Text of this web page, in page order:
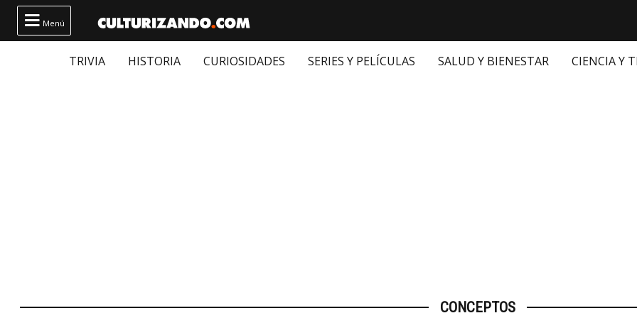
 Menú
TRIVIA HISTORIA CURIOSIDADES SERIES Y PELÍCULAS SALUD Y BIENESTAR CIENCIA Y
CONCEPTOS